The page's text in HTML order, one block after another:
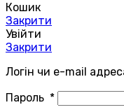
Кошик
Закрити
Увійти
Закрити
Логін чи e-mail
Пароль *